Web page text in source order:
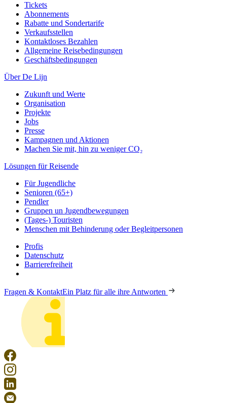
Tickets
Abonnements
Rabatte und Sondertarife
Verkaufsstellen
Kontaktloses Bezahlen
Allgemeine Reisebedingungen
Geschäftsbedingungen
Über De Lijn
Zukunft und Werte
Organisation
Projekte
Jobs
Presse
Kampagnen und Aktionen
Machen Sie mit, hin zu weniger CO₂
Lösungen für Reisende
Für Jugendliche
Senioren (65+)
Pendler
Gruppen un Jugendbewegungen
(Tages-) Touristen
Menschen mit Behinderung oder Begleitpersonen
Profis
Datenschutz
Barrierefreiheit
Fragen & KontaktEin Platz für alle ihre Antworten